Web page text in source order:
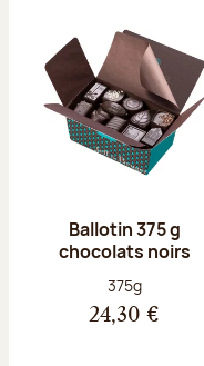
Ballotin 375 g
chocolats noirs
Poids net :
375g
24,30 €